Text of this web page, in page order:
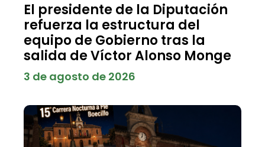
El presidente de la Diputación
refuerza la estructura del
equipo de Gobierno tras la
salida de Víctor Alonso Monge
3 de agosto de 2026